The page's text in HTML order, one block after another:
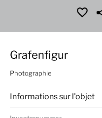
Grafenfigur
Photographie
Informations sur l'objet